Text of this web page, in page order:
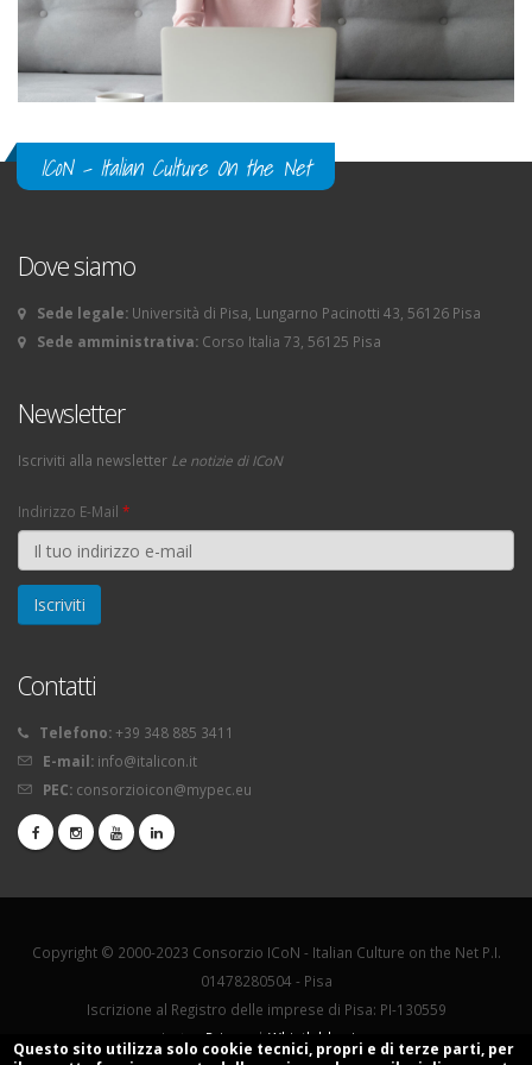
ICoN - Italian Culture On the Net
Dove siamo
Sede legale: Università di Pisa, Lungarno Pacinotti 43, 56126 Pisa
Sede amministrativa: Corso Italia 73, 56125 Pisa
Newsletter
Iscriviti alla newsletter Le notizie di ICoN
Indirizzo E-Mail *
Contatti
Telefono: +39 348 885 3411
E-mail: info@italicon.it
PEC: consorzioicon@mypec.eu
Copyright © 2000-2023 Consorzio ICoN - Italian Culture on the Net P.I.
01478280504 - Pisa
Iscrizione al Registro delle imprese di Pisa: PI-130559
La tua Privacy | Whistleblowing
Questo sito utilizza solo cookie tecnici, propri e di terze parti, per